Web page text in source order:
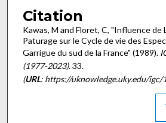
Citation
Kawas, M and Floret, C, "Influence de
Paturage sur le Cycle de vie des
Garrigue du sud de la France" (1989).
(1977-2023). 33.
(URL: https://uknowledge.uky.edu/igc/